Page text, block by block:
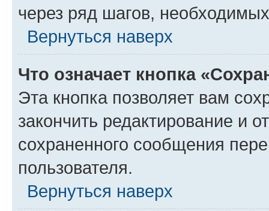
через ряд шагов,
Вернуться наверх
Что означает кнопка
Эта кнопка позволяет вам
закончить редактирование и
сохраненного сообщения
пользователя.
Вернуться наверх